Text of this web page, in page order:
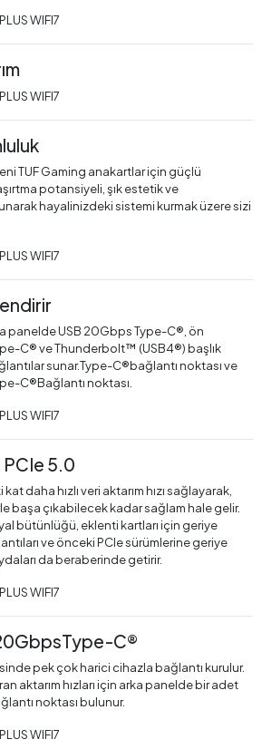
TUF Gaming anakartlar için güçlü
potansiyeli, şık estetik ve
hayalinizdeki sistemi kurmak üzere sizi
panelde USB 20Gbps Type-C®, ön
C® ve Thunderbolt™ (USB4®) başlık
sunar.Type-C®bağlantı noktası ve
C®Bağlantı noktası.
PCIe 5.0
daha hızlı veri aktarım hızı sağlayarak,
başa çıkabilecek kadar sağlam hale gelir.
bütünlüğü, eklenti kartları için geriye
ve önceki PCIe sürümlerine geriye
da beraberinde getirir.
C®
pek çok harici cihazla bağlantı kurulur.
aktarım hızları için arka panelde bir adet
noktası bulunur.